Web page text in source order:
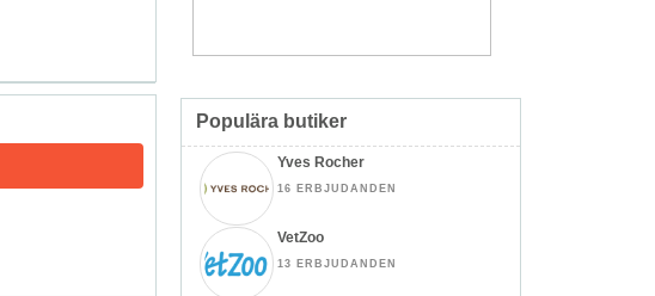
Populära butiker
Yves Rocher
16 ERBJUDANDEN
VetZoo
13 ERBJUDANDEN